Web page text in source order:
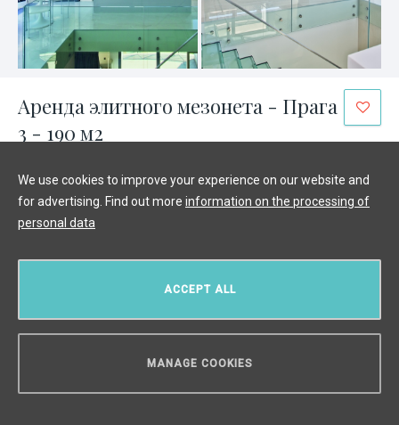
Аренда элитного мезонета - Прага
3 - 190 м2
Терраса 50 m²
€ 2 225
ACCEPT ALL
MANAGE COOKIES
We use cookies to improve your experience on our website and
for advertising. Find out more information on the processing of
personal data